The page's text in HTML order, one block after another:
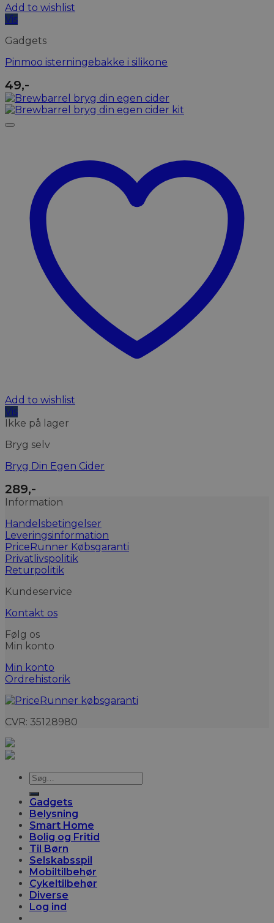
Add to wishlist
Vis
Gadgets
Pinmoo isterningebakke i silikone
49,-
Add to wishlist
Vis
Ikke på lager
Bryg selv
Bryg Din Egen Cider
289,-
Information
Handelsbetingelser
Leveringsinformation
PriceRunner Købsgaranti
Privatlivspolitik
Returpolitik
Kundeservice
Kontakt os
Følg os
Min konto
Min konto
Ordrehistorik
CVR: 35128980
Søg
Gadgets
Belysning
Smart Home
Bolig og Fritid
Til Børn
Selskabsspil
Mobiltilbehør
Cykeltilbehør
Diverse
Log ind